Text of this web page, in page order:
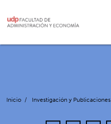
Inicio / Investigación y Publicaciones